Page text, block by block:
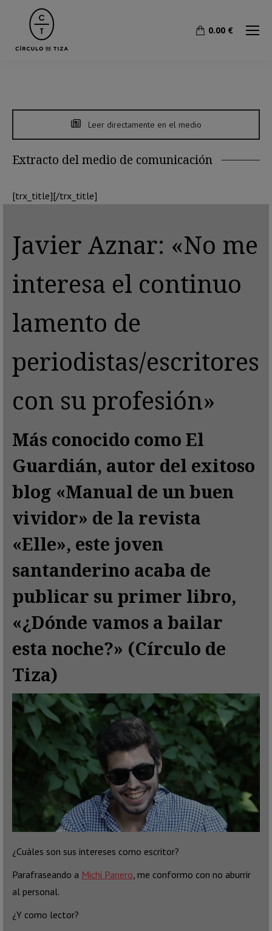
0.00 €
Leer directamente en el medio
Extracto del medio de comunicación
[trx_title][/trx_title]
Javier Aznar: «No me
interesa el continuo
lamento de
periodistas/escritores
con su profesión»
Más conocido como El
Guardián, autor del exitoso
blog «Manual de un buen
vividor» de la revista
«Elle», este joven
santanderino acaba de
publicar su primer libro,
«¿Dónde vamos a bailar
esta noche?» (Círculo de
Tiza)
¿Cuáles son sus intereses como escritor?
Parafraseando a Michi Panero, me conformo con no aburrir
al personal.
¿Y como lector?